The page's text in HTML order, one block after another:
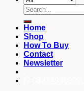
Search
for:
Home
Shop
How To Buy
Contact
Newsletter